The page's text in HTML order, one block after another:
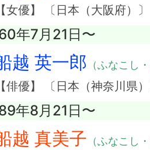
【女優】 〔日本（大阪府）〕
年7月21日〜
越 英一郎 （ふなこし
【俳優】 〔日本（神奈川県）
年8月21日〜
越 真美子 （ふなこし